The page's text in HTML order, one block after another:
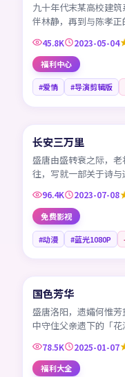
九十年代末某高校建
伴林静，再到与陈孝正
45.8K 2023-05-04
福利中心
#爱情 #导演剪辑版
CN
长安三万里
盛唐由盛转衰之际，
往，写就一部关于诗与
96.4K 2023-07-08
免费影视
#动漫 #蓝光1080P
CN
国色芳华
盛唐洛阳，遗孀何惟
中守住父亲遗下的「花
78.5K 2025-01-07
福利大全